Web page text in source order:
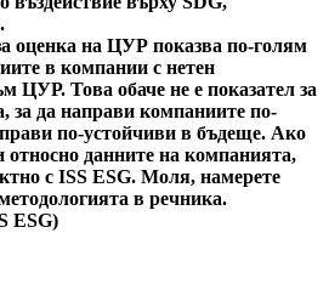
оценка на ЦУР показва по-голям
в компании с нетен
ЦУР. Това обаче не е показател за
за да направи компаниите по-
по-устойчиви в бъдеще. Ако
данните на компанията,
с ISS ESG. Моля, намерете
в речника.
ESG)